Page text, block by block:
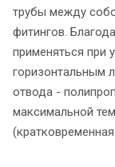
трубы между
фитингов.
применяться при
горизонтальным
отвода -
максимальной